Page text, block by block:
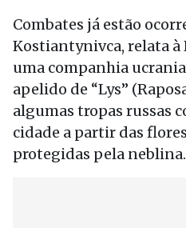
Combates já estão
Kostiantynivca, relata à
uma companhia
apelido de “Lys”
algumas tropas russas
cidade a partir das
protegidas pela neblina.